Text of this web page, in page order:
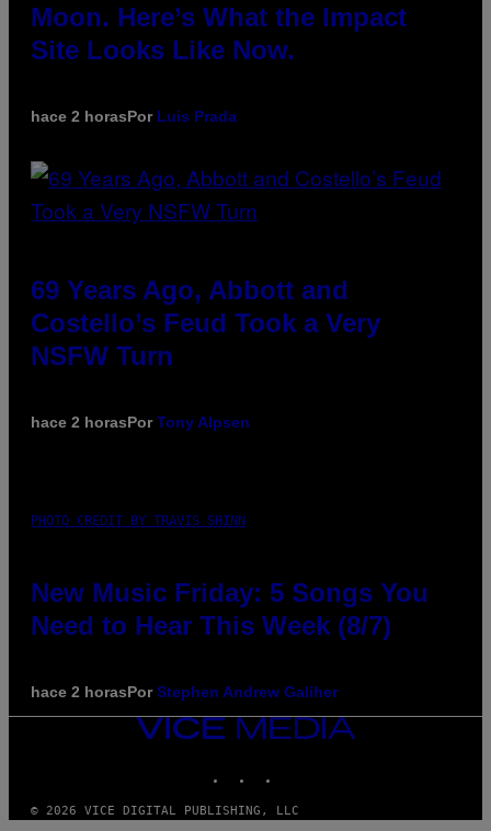
Moon. Here’s What the Impact
Site Looks Like Now.
hace 2 horasPor Luis Prada
69 Years Ago, Abbott and
Costello’s Feud Took a Very
NSFW Turn
hace 2 horasPorTony Alpsen
PHOTO CREDIT BY TRAVIS SHINN
New Music Friday: 5 Songs You
Need to Hear This Week (8/7)
hace 2 horasPorStephen Andrew Galiher
VICE
MEDIA
© 2026 VICE DIGITAL PUBLISHING, LLC